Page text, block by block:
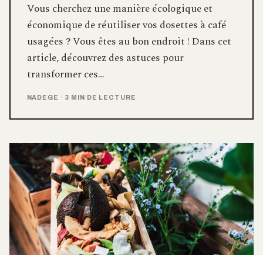
Vous cherchez une manière écologique et
économique de réutiliser vos dosettes à café
usagées ? Vous êtes au bon endroit ! Dans cet
article, découvrez des astuces pour
transformer ces…
NADEGE · 3 MIN DE LECTURE